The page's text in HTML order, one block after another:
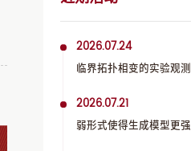
2026.07.24
临界拓扑相变的实验观测
2026.07.21
弱形式使得生成模型更强